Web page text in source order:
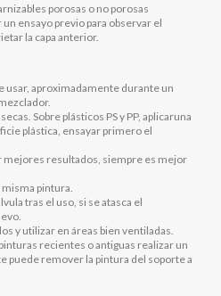
porosas o no porosas
ensayo previo para observar el
la capa anterior.
usar, aproximadamente durante un
Sobre plásticos PS y PP, aplicaruna
plástica, ensayar primero el
mejores resultados, siempre es mejor
pintura.
tras el uso, si se atasca el
y utilizar en áreas bien ventiladas.
recientes o antiguas realizar un
puede remover la pintura del soporte a